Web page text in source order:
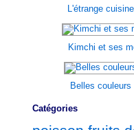
L'étrange
Kimchi et ses
Belles
Catégories